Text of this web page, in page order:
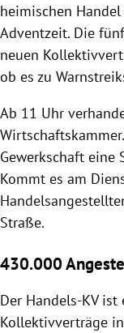
Untermenü
heimischen
Adventzeit. Die
neuen
ob es zu
Ab 11 Uhr
Gewerkschaft eine
Kommt es am
Straße.
430.000
Der Handels-KV
Kollektivverträge